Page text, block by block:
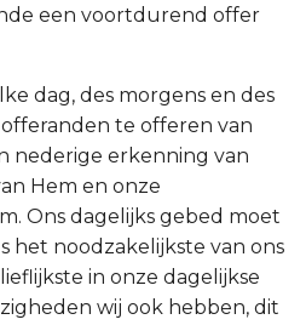
een voortdurend offer
dag, des morgens en des
te offeren van
nederige erkenning van
Hem en onze
Ons dagelijks gebed moet
het noodzakelijkste van ons
in onze dagelijkse
wij ook hebben, dit